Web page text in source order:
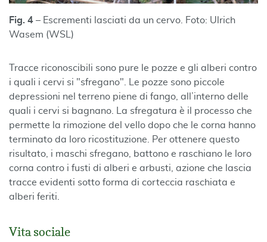
Fig. 4 – Escrementi lasciati da un cervo. Foto: Ulrich
Wasem (WSL)
Tracce riconoscibili sono pure le pozze e gli alberi contro
i quali i cervi si "sfregano". Le pozze sono piccole
depressioni nel terreno piene di fango, all’interno delle
quali i cervi si bagnano. La sfregatura è il processo che
permette la rimozione del vello dopo che le corna hanno
terminato da loro ricostituzione. Per ottenere questo
risultato, i maschi sfregano, battono e raschiano le loro
corna contro i fusti di alberi e arbusti, azione che lascia
tracce evidenti sotto forma di corteccia raschiata e
alberi feriti.
Vita sociale